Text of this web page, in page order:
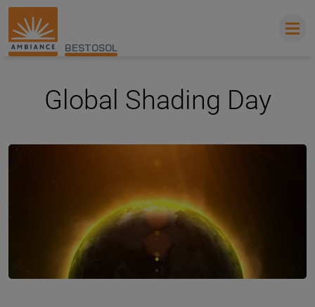
BESTOSOL
Global Shading Day